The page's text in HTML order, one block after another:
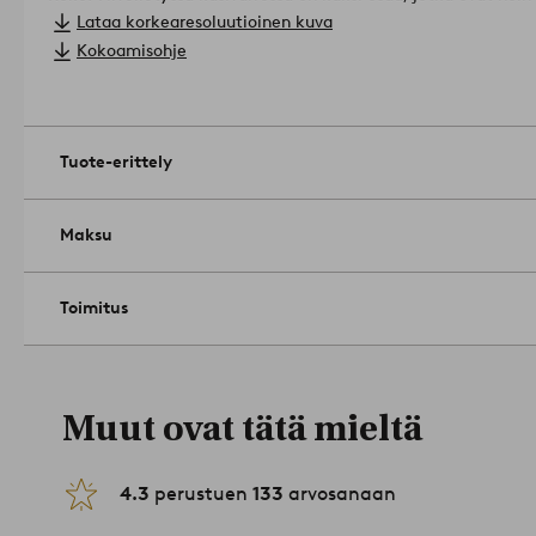
seinästä ulospäin 76 cm. Näytön ø 13 cm.
Pistorasia/valonlähde: 1st E27. Maksimiteho: 40.0.
Lataa korkearesoluutioinen kuva
Kokoamisohje
Tuote-erittely
Maksu
Toimitus
Muut ovat tätä mieltä
4.3 perustuen 133 arvosanaan